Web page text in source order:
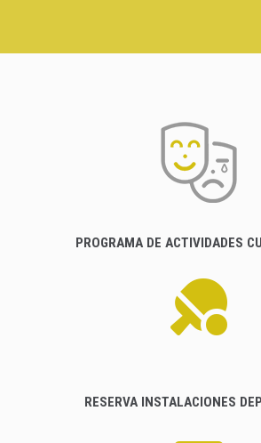
PROGRAMA DE ACTIVIDADES
RESERVA INSTALACIONES